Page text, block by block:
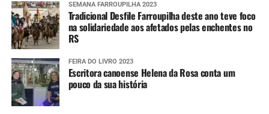
SEMANA FARROUPILHA 2023
Tradicional Desfile Farroupilha deste ano teve foco
na solidariedade aos afetados pelas enchentes no
RS
FEIRA DO LIVRO 2023
Escritora canoense Helena da Rosa conta um
pouco da sua história